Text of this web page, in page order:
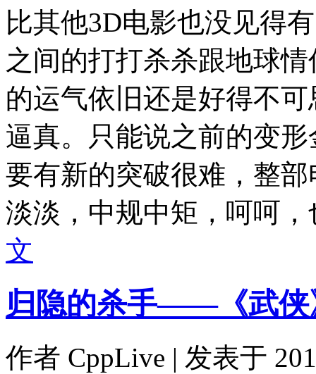
比其他3D电影也没见得
之间的打打杀杀跟地球
的运气依旧还是好得不
逼真。只能说之前的变
要有新的突破很难，整
淡淡，中规中矩，呵呵
文
归隐的杀手——《武侠
作者 CppLive | 发表于